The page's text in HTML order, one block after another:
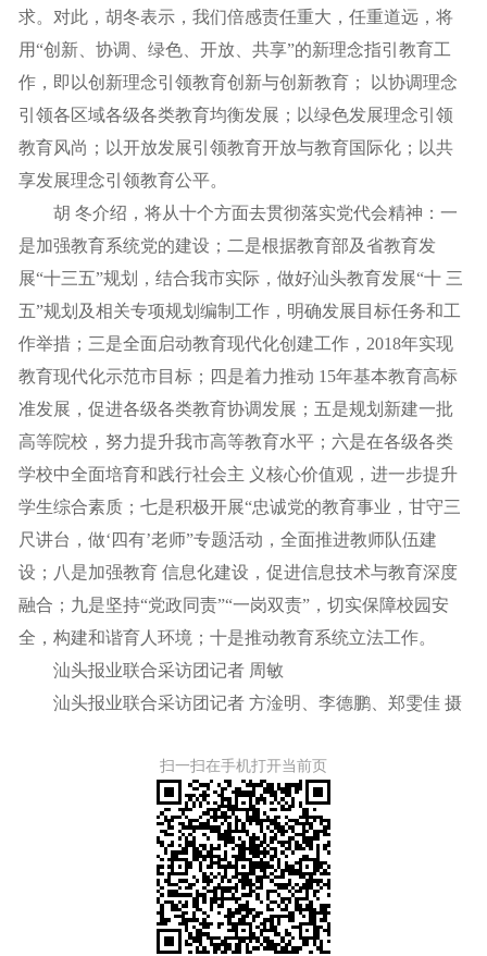
求。对此，胡冬表示，我们倍感责任重大，任重道远，将
用“创新、协调、绿色、开放、共享”的新理念指引教育工
作，即以创新理念引领教育创新与创新教育； 以协调理念
引领各区域各级各类教育均衡发展；以绿色发展理念引领
教育风尚；以开放发展引领教育开放与教育国际化；以共
享发展理念引领教育公平。
胡 冬介绍，将从十个方面去贯彻落实党代会精神：一
是加强教育系统党的建设；二是根据教育部及省教育发
展“十三五”规划，结合我市实际，做好汕头教育发展“十 三
五”规划及相关专项规划编制工作，明确发展目标任务和工
作举措；三是全面启动教育现代化创建工作，2018年实现
教育现代化示范市目标；四是着力推动 15年基本教育高标
准发展，促进各级各类教育协调发展；五是规划新建一批
高等院校，努力提升我市高等教育水平；六是在各级各类
学校中全面培育和践行社会主 义核心价值观，进一步提升
学生综合素质；七是积极开展“忠诚党的教育事业，甘守三
尺讲台，做‘四有’老师”专题活动，全面推进教师队伍建
设；八是加强教育 信息化建设，促进信息技术与教育深度
融合；九是坚持“党政同责”“一岗双责”，切实保障校园安
全，构建和谐育人环境；十是推动教育系统立法工作。
汕头报业联合采访团记者 周敏
汕头报业联合采访团记者 方淦明、李德鹏、郑雯佳 摄
扫一扫在手机打开当前页